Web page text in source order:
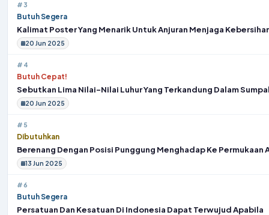
#3
Butuh Segera
Kalimat Poster Yang Menarik Untuk Anjuran Menjaga
20 Jun 2025
#4
Butuh Cepat!
Sebutkan Lima Nilai-Nilai Luhur Yang Terkandung Dalam
20 Jun 2025
#5
Dibutuhkan
Berenang Dengan Posisi Punggung Menghadap Ke Permukaan
13 Jun 2025
#6
Butuh Segera
Persatuan Dan Kesatuan Di Indonesia Dapat Terwujud Apabila